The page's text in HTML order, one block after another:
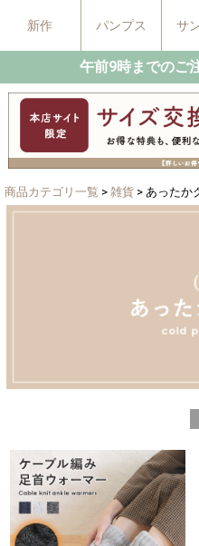
新作 パンプス サ
午前9時までのご
商品カテゴリ一覧 > 雑貨 > あったか